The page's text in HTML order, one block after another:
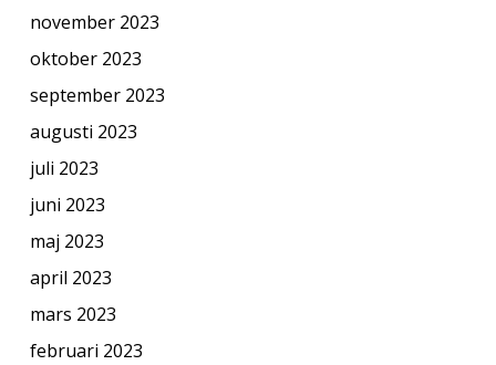
november 2023
oktober 2023
september 2023
augusti 2023
juli 2023
juni 2023
maj 2023
april 2023
mars 2023
februari 2023